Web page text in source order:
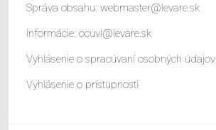
Správa obsahu: webmaster@levare.sk
Informácie: ocuvl@levare.sk
Vyhlásenie o spracúvaní osobných údajov
Vyhlásenie o prístupnosti